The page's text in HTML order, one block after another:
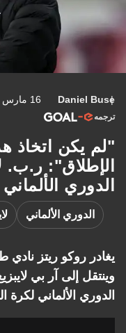
Daniel Buse 16 مارس 2026 ٠٦:٢٧-04:00
ترجمه
"لم يكن اتخاذ
الإطلاق": ر.ب.
الدوري الألماني
الدوري الألماني
يغادر روكو ريتز نادي
وينتقل إلى آر بي
الدوري الألماني لكرة